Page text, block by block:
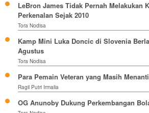
LeBron James Tidak Pernah Melakukan
Perkenalan Sejak 2010
Tora Nodisa
Kamp Mini Luka Doncic di Slovenia
Agustus
Tora Nodisa
Para Pemain Veteran yang Masih
Ragil Putri Irmalia
OG Anunoby Dukung Perkembangan